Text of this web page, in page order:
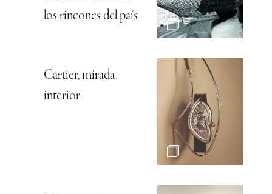
los rincones del país
Cartier, mirada
interior